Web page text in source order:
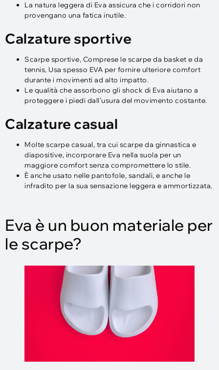
La natura leggera di Eva assicura che i corridori non
provengano una fatica inutile.
Calzature sportive
Scarpe sportive, Comprese le scarpe da basket e da
tennis, Usa spesso EVA per fornire ulteriore comfort
durante i movimenti ad alto impatto.
Le qualità che assorbono gli shock di Eva aiutano a
proteggere i piedi dall'usura del movimento costante.
Calzature casual
Molte scarpe casual, tra cui scarpe da ginnastica e
diapositive, incorporare Eva nella suola per un
maggiore comfort senza compromettere lo stile.
È anche usato nelle pantofole, sandali, e anche le
infradito per la sua sensazione leggera e ammortizzata.
Eva è un buon materiale per
le scarpe?